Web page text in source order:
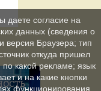
даете согласие на
данных (сведения о
версия Браузера; тип
откуда пришел
по какой рекламе; язык
и на какие кнопки
функционирования